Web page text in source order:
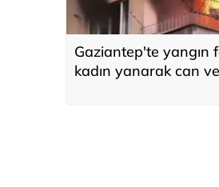
Gaziantep'te yangın
kadın yanarak can